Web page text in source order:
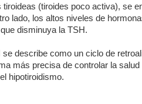
(tiroides poco activa), se
lado, los altos niveles de
disminuya la TSH.
describe como un ciclo de
más precisa de controlar la
hipotiroidismo.